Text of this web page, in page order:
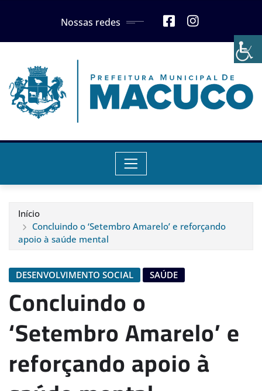
Nossas redes
Início
Concluindo o ‘Setembro Amarelo’ e reforçando
apoio à saúde mental
DESENVOLVIMENTO SOCIAL SAÚDE
Concluindo o
‘Setembro Amarelo’ e
reforçando apoio à